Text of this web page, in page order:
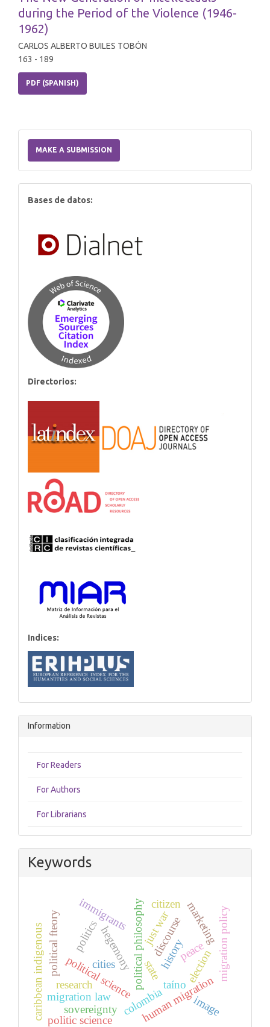
during the Period of the Violence (1946-
1962)
CARLOS ALBERTO BUILES TOBÓN
163 - 189
PDF (SPANISH)
a
Submission
MAKE A SUBMISSION
Bases de datos:
Directorios:
Indices:
Information
For Readers
For Authors
For Librarians
Keywords
cities
political sciencepolitical philosophy
research
history
discourse
political fteory hegemony
colombia
peace
human migration
immigrants migration policy
migration law
just war
sovereignty
taíno
caribbean indigenous marketing
politics
image
election
citizen
politic science
state